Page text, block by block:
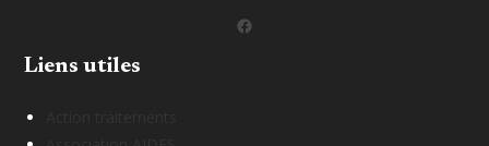
Facebook
Liens utiles